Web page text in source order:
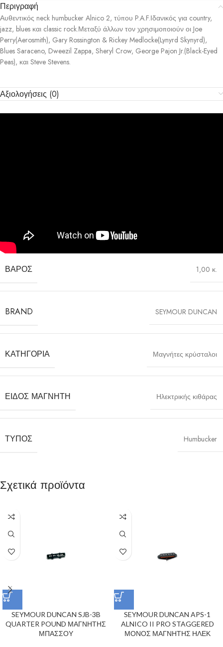
Περιγραφή
Αυθεντικός neck humbucker Alnico 2, τύπου P.A.F.Ιδανικός για country,
jazz, blues και classic rock.Μεταξύ άλλων τον χρησιμοποιούν οι Joe
Perry(Aerosmith), Gary Rossington & Rickey Medlocke(Lynyrd Skynyrd),
Blues Saraceno, Dweezil Zappa, Sheryl Crow, George Pajon Jr.(Black-Eyed
Peas), και Steve Stevens.
Αξιολογήσεις (0)
ΒΆΡΟΣ 1,00 κ.
BRAND SEYMOUR DUNCAN
ΚΑΤΗΓΟΡΊΑ Μαγνήτες κρύσταλοι
ΕΊΔΟΣ ΜΑΓΝΉΤΗ Ηλεκτρικής κιθάρας
ΤΎΠΟΣ Humbucker
Σχετικά προϊόντα
SEYMOUR DUNCAN SJB-3B
QUARTER POUND ΜΑΓΝΗΤΗΣ
ΜΠΑΣΣΟΥ
SEYMOUR DUNCAN APS-1
ALNICO II PRO STAGGERED
ΜΟΝΟΣ ΜΑΓΝΗΤΗΣ ΗΛΕΚ